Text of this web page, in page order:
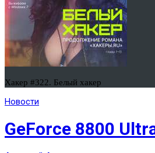
Хакер #322. Белый хакер
Новости
GeForce 8800